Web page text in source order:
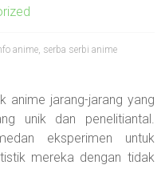
anime, serba serbi anime
anime jarang-jarang yang
unik dan penelitiantal.
eksperimen untuk
mereka dengan tidak